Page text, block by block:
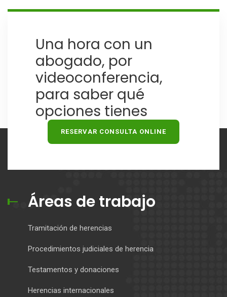
Una hora con un
abogado, por
videoconferencia,
para saber qué
opciones tienes
RESERVAR CONSULTA ONLINE
Áreas de trabajo
Tramitación de herencias
Procedimientos judiciales de herencia
Testamentos y donaciones
Herencias internacionales